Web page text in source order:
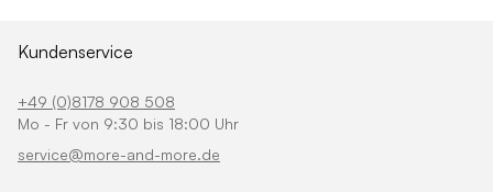
Kundenservice
+49 (0)8178 908 508
Mo - Fr von 9:30 bis 18:00 Uhr
service@more-and-more.de